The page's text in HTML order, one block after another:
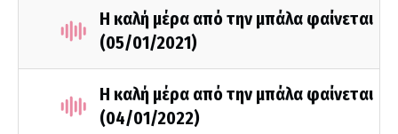
Η καλή μέρα από την μπάλα φαίνεται
(05/01/2021)
Η καλή μέρα από την μπάλα φαίνεται
(04/01/2022)